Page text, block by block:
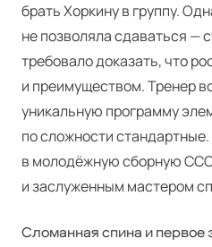
брать Хоркину в группу.
не позволяла сдаваться —
требовало доказать, что
и преимуществом. Тренер
уникальную программу
по сложности
в молодёжную сборную
и заслуженным мастером
Сломанная спина и первое